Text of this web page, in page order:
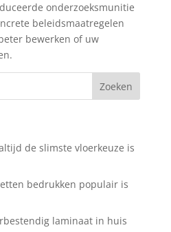
onderzoeksmunitie
beleidsmaatregelen
bewerken of uw
de slimste vloerkeuze is
bedrukken populair is
laminaat in huis